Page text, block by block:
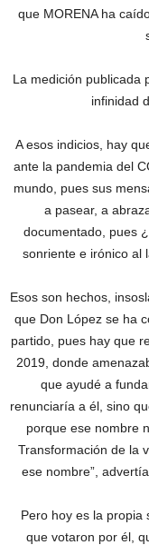
que MORENA ha
La medición publicada
infinidad
A esos indicios, hay
ante la pandemia del
mundo, pues sus
a pasear, a
documentado, pues
sonriente e irónico al
Esos son hechos,
que Don López se ha
partido, pues hay que
2019, donde
que ayudé a
renunciaría a él, sino
porque ese nombre
Transformación de la
ese nombre”,
Pero hoy es la propia
que votaron por él,